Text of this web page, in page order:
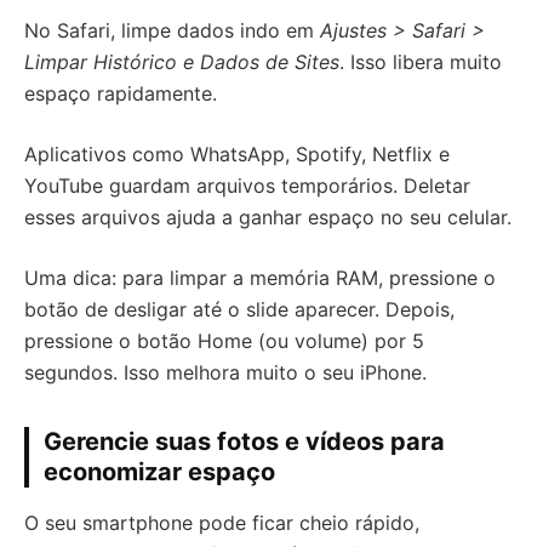
No Safari, limpe dados indo em Ajustes > Safari >
Limpar Histórico e Dados de Sites. Isso libera muito
espaço rapidamente.
Aplicativos como WhatsApp, Spotify, Netflix e
YouTube guardam arquivos temporários. Deletar
esses arquivos ajuda a ganhar espaço no seu celular.
Uma dica: para limpar a memória RAM, pressione o
botão de desligar até o slide aparecer. Depois,
pressione o botão Home (ou volume) por 5
segundos. Isso melhora muito o seu iPhone.
Gerencie suas fotos e vídeos para
economizar espaço
O seu smartphone pode ficar cheio rápido,